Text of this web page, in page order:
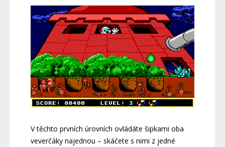
V těchto prvních úrovních ovládáte šipkami oba
veverčáky najednou – skáčete s nimi z jedné